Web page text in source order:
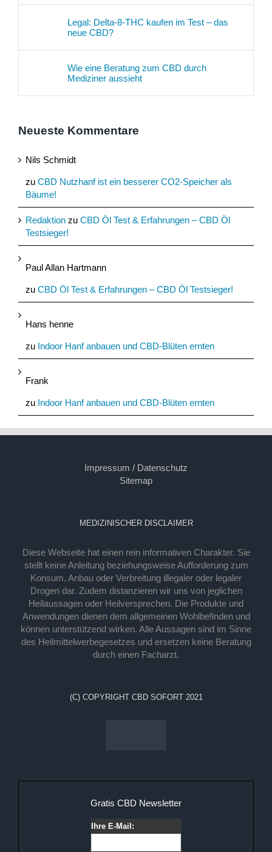
Legal: Delta-8-THC kaufen im Test – das
neue CBD?
Wie eine Beratung zum CBD durch
Mediziner aussieht
Neueste Kommentare
Nils Schmidt
zu CBD Nutzhanf ist ein besserer CO2-Speicher als
Bäume!
Redaktion zu CBD Öl Test & Erfahrungen – CBD Öl
Testsieger!
Paul Allan Hartmann
zu CBD Öl Test & Erfahrungen – CBD Öl Testsieger!
Hans henne
zu Indoor Hanf anbauen und CBD-Blüten ernten
Frank
zu Indoor Hanf anbauen und CBD-Blüten ernten
Impressum / Datenschutz
Sitemap
MEDIZINISCHER DISCLAIMER
Diese Webseite hat einen rein informativen Charakter. Sie
stellt keine Anleitung beziehungsweise Aufforderung zum
Konsum, Anbau oder Verbreitung illegaler oder legaler
Drogen dar. Zudem distanzieren wir uns von jeglichen
Heilaussagen oder Heilversprechen. Die Produkte und
Anwendungen dienen dem allgemeinen Wohlbefinden und
können unterstützend wirken. Alle Aussagen sind im Sinne
des Heilmittelwerbegesetzes und ersetzen keine Beratung
durch einen Facharzt.
(C) COPYRIGHT CBD SOFORT 2021
Gratis CBD Newsletter
Ihre E-Mail: